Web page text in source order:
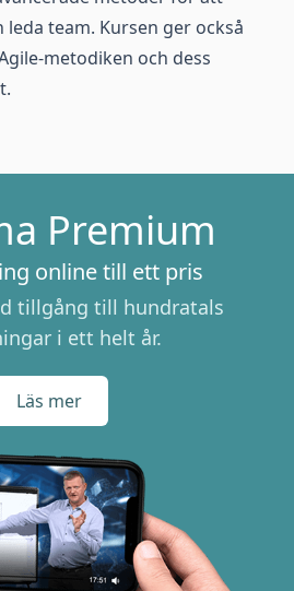
team. Kursen ger också
metodiken och dess
Premium
online till ett pris
tillgång till hundratals
i ett helt år.
Läs mer